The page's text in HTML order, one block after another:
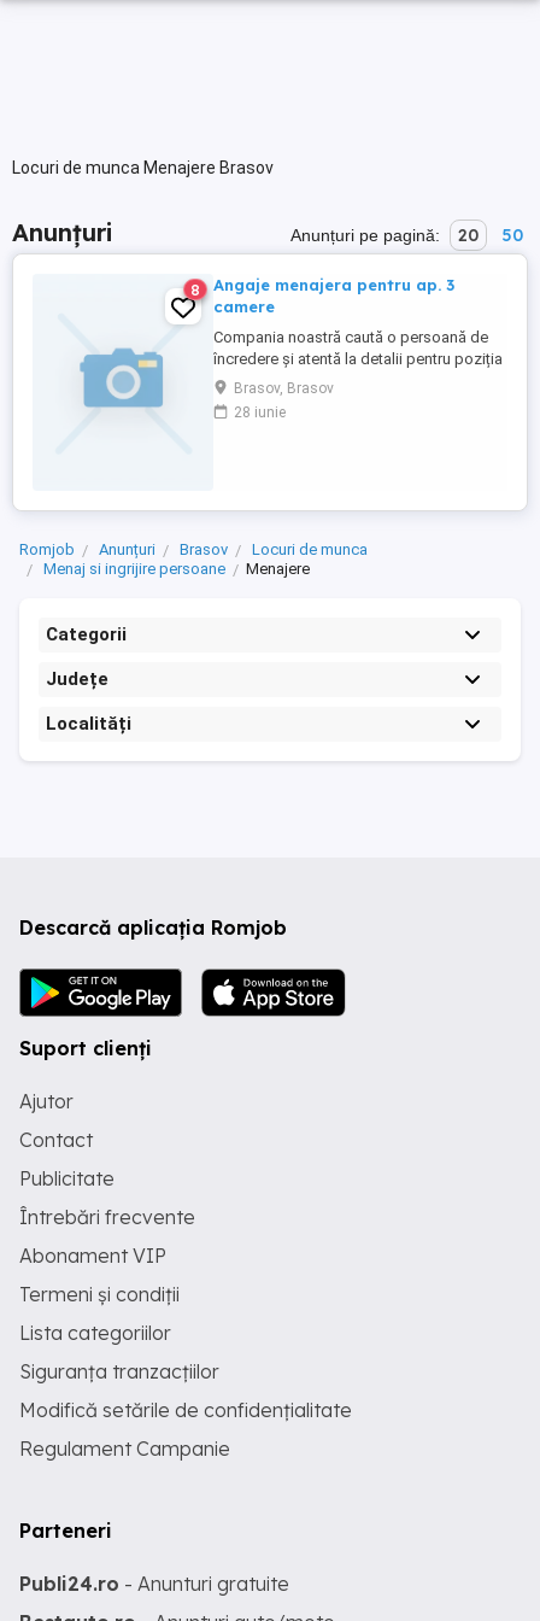
Locuri de munca Menajere Brasov
Anunțuri Anunțuri pe pagină: 20 50
8
Angaje menajera pentru ap. 3
camere
Compania noastră caută o persoană de
încredere și atentă la detalii pentru poziția
de Menajeră, responsabilă de întreținerea
unui apartament cu 3 camere. Candidatul
ideal trebuie sa aibe abilități
Brasov, Brasov
28 iunie
Romjob Anunțuri Brasov
Locuri de munca
Menaj si ingrijire persoane
Menajere
Categorii
Județe
Localități
Descarcă aplicația Romjob
Suport clienți
Ajutor
Contact
Publicitate
Întrebări frecvente
Abonament VIP
Termeni și condiții
Lista categoriilor
Siguranța tranzacțiilor
Modifică setările de confidențialitate
Regulament Campanie
Parteneri
Publi24.ro - Anunturi gratuite